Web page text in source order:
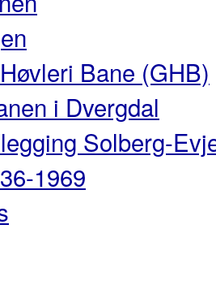
Bane (GHB)
i Dvergdal
Solberg-
1969